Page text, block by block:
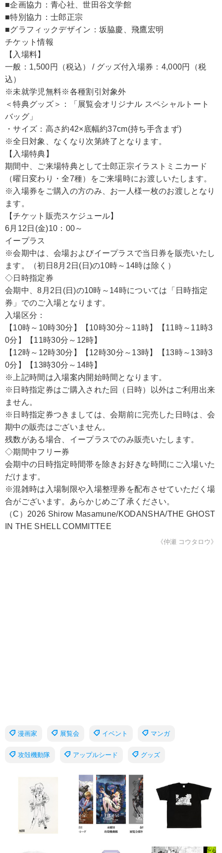
■企画協力：青心社、世田谷文学館
■特別協力：士郎正宗
■グラフィックデザイン：坂脇慶、飛鷹宏明
チケット情報
【入場料】
一般：1,500円（税込） / グッズ付入場券：4,000円（税
込）
※未就学児無料※各種割引対象外
＜特典グッズ＞：「展覧会オリジナル スペシャルトート
バッグ」
・サイズ：高さ約42×底幅約37cm(持ち手含まず)
※全日対象、なくなり次第終了となります。
【入場特典】
期間中、ご来場特典として士郎正宗イラストミニカード
（曜日変わり・全7種）をご来場時にお渡しいたします。
※入場券をご購入の方のみ、お一人様一枚のお渡しとなり
ます。
【チケット販売スケジュール】
6月12日(金)10：00～
イープラス
※会期中は、会場およびイープラスで当日券を販売いたし
ます。（初日8月2日(日)の10時～14時は除く）
◇日時指定券
会期中、8月2日(日)の10時～14時については「日時指定
券」でのご入場となります。
入場区分：
【10時～10時30分】【10時30分～11時】【11時～11時3
0分】【11時30分～12時】
【12時～12時30分】【12時30分～13時】【13時～13時3
0分】【13時30分～14時】
※上記時間は入場案内開始時間となります。
※日時指定券はご購入された回（日時）以外はご利用出来
ません。
※日時指定券つきましては、会期前に完売した日時は、会
期中の販売はございません。
残数がある場合、イープラスでのみ販売いたします。
◇期間中フリー券
会期中の日時指定時間帯を除きお好きな時間にご入場いた
だけます。
※混雑時は入場制限や入場整理券を配布させていただく場
合がございます。あらかじめご了承ください。
（C）2026 Shirow Masamune/KODANSHA/THE GHOST
IN THE SHELL COMMITTEE
《仲瀬 コウタロウ》
漫画家 展覧会 イベント マンガ
攻殻機動隊 アップルシード グッズ